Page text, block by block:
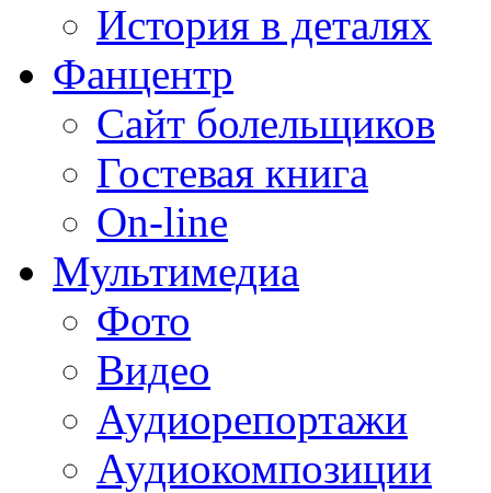
История в деталях
Фанцентр
Сайт болельщиков
Гостевая книга
On-line
Мультимедиа
Фото
Видео
Аудиорепортажи
Аудиокомпозиции